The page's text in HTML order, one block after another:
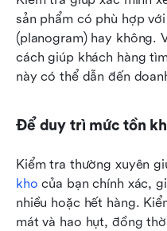
sản phẩm có phù hợp
(planogram) hay không.
cách giúp khách hàng
này có thể dẫn đến
Để duy trì mức tồn
Kiểm tra thường xuyên
kho của bạn chính xác,
nhiều hoặc hết hàng.
mát và hao hụt, đồng